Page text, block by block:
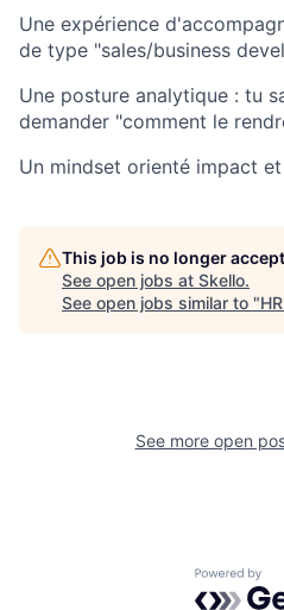
Une expérience
de type "sales/business
Une posture analytique : tu
demander "comment le
Un mindset orienté impact
This job is no longer
See open jobs at Skello.
See open jobs similar to "
See more open
Powered